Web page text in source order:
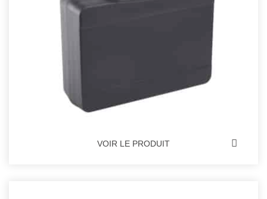
VOIR LE PRODUIT